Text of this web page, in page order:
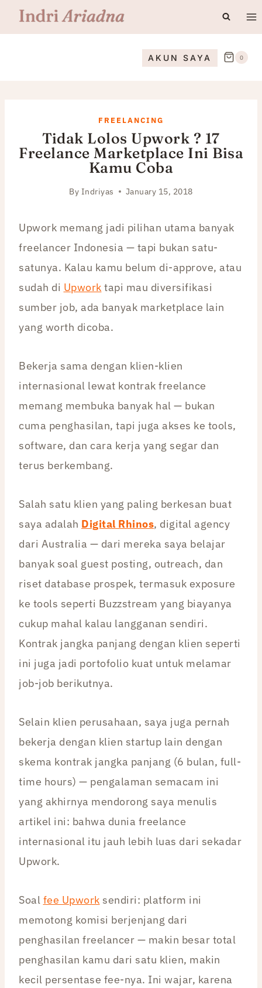
Skip
AKUN SAYA 0
FREELANCING
Tidak Lolos Upwork ? 17
Freelance Marketplace Ini Bisa
Kamu Coba
By Indriyas January 15, 2018
Upwork memang jadi pilihan utama banyak
freelancer Indonesia — tapi bukan satu-
satunya. Kalau kamu belum di-approve, atau
sudah di Upwork tapi mau diversifikasi
sumber job, ada banyak marketplace lain
yang worth dicoba.
Bekerja sama dengan klien-klien
internasional lewat kontrak freelance
memang membuka banyak hal — bukan
cuma penghasilan, tapi juga akses ke tools,
software, dan cara kerja yang segar dan
terus berkembang.
Salah satu klien yang paling berkesan buat
saya adalah Digital Rhinos, digital agency
dari Australia — dari mereka saya belajar
banyak soal guest posting, outreach, dan
riset database prospek, termasuk exposure
ke tools seperti Buzzstream yang biayanya
cukup mahal kalau langganan sendiri.
Kontrak jangka panjang dengan klien seperti
ini juga jadi portofolio kuat untuk melamar
job-job berikutnya.
Selain klien perusahaan, saya juga pernah
bekerja dengan klien startup lain dengan
skema kontrak jangka panjang (6 bulan, full-
time hours) — pengalaman semacam ini
yang akhirnya mendorong saya menulis
artikel ini: bahwa dunia freelance
internasional itu jauh lebih luas dari sekadar
Upwork.
Soal fee Upwork sendiri: platform ini
memotong komisi berjenjang dari
penghasilan freelancer — makin besar total
penghasilan kamu dari satu klien, makin
kecil persentase fee-nya. Ini wajar, karena